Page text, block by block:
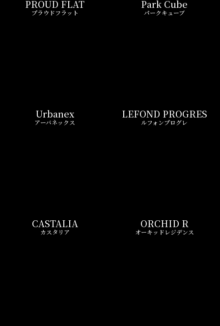
PROUD FLAT
プラウドフラット
Park Cube
パークキューブ
Urbanex
アーバネックス
LEFOND PROGRES
ルフォンプログレ
CASTALIA
カスタリア
ORCHID R
オーキッドレジデンス